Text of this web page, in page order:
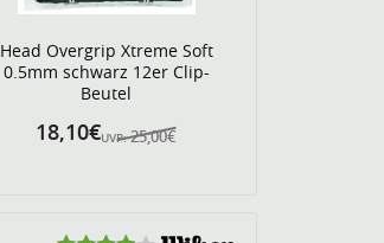
Head Overgrip Xtreme Soft
0.5mm schwarz 12er Clip-
Beutel
UVP: 25,00€
18,10€